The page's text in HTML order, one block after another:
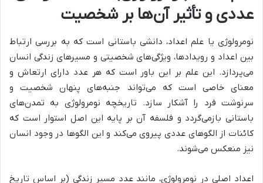
عددی و تأثیر آن‌ها بر شخصیت
نومرولوژی یا علم اعداد، دانشی باستانی است که به بررسی ارتباط
بین اعداد و رویدادها، ویژگی‌های شخصیتی و مسیرهای زندگی انسان
می‌پردازد. این علم بر این باور است که هر عدد دارای ارتعاش و
معنای خاصی است که می‌تواند جنبه‌های پنهان شخصیت و
سرنوشت فرد را آشکار سازد. تاریخچه نومرولوژی به تمدن‌های
باستانی بازمی‌گردد و فلسفه آن بر پایه این اصل استوار است که
کائنات از الگوهای عددی پیروی می‌کند و این الگوها در وجود انسان
نیز منعکس می‌شوند.
اعداد اصلی در نومرولوژی، مانند عدد مسیر زندگی (بر اساس تاریخ